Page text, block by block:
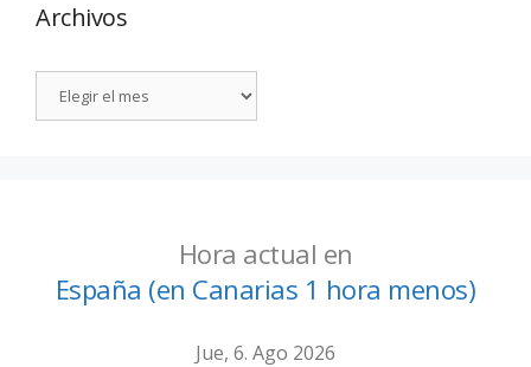
Archivos
Hora actual en
España (en Canarias 1 hora menos)